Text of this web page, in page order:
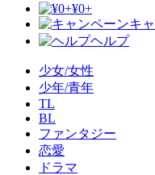
¥0+
キ
ヘルプ
少女/女性
少年/青年
TL
BL
ファンタジー
恋愛
ドラマ